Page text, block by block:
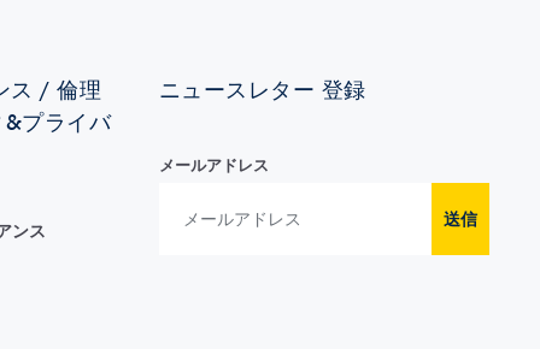
ス / 倫理
プライバ
ンス
ニュースレター 登録
メールアドレス
送信